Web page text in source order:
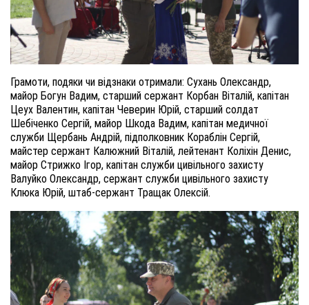
Грамоти, подяки чи відзнаки отримали: Сухань Олександр,
майор Богун Вадим, старший сержант Корбан Віталій, капітан
Цеух Валентин, капітан Чеверин Юрій, старший солдат
Шебіченко Сергій, майор Шкода Вадим, капітан медичної
служби Щербань Андрій, підполковник Кораблін Сергій,
майстер сержант Калюжний Віталій, лейтенант Коліхін Денис,
майор Стрижко Ігор, капітан служби цивільного захисту
Валуйко Олександр, сержант служби цивільного захисту
Клюка Юрій, штаб-сержант Тращак Олексій.